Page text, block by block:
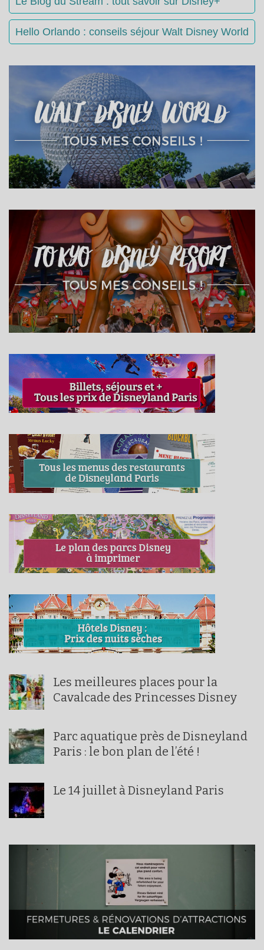
Hello Orlando : conseils séjour Walt Disney World
Les meilleures places pour la
Cavalcade des Princesses Disney
Parc aquatique près de Disneyland
Paris : le bon plan de l’été !
Le 14 juillet à Disneyland Paris